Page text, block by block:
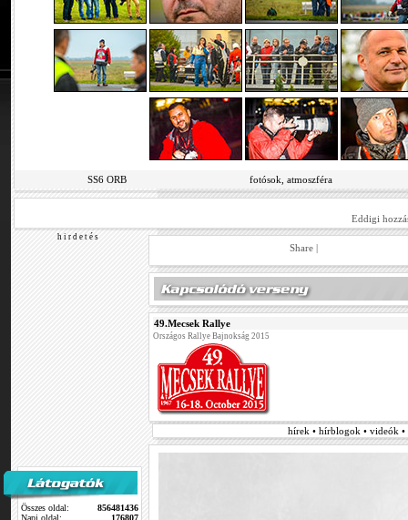
SS6 ORB fotósok, atmoszféra
Eddigi
h i r d e t é s
Összes oldal:
856481436
Napi oldal:
176807
Share |
49.Mecsek Rallye
Országos Rallye Bajnokság 2015
hírek • hírblogok • videók